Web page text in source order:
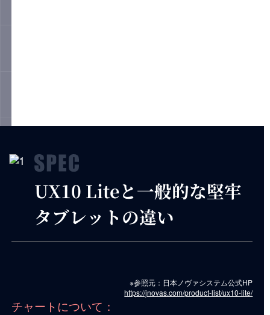
UX10 Liteと一般的な堅牢
タブレットの違い
※参照元：日本ノヴァシステム公式HP
https://jnovas.com/product-list/ux10-lite/
チャートについて：